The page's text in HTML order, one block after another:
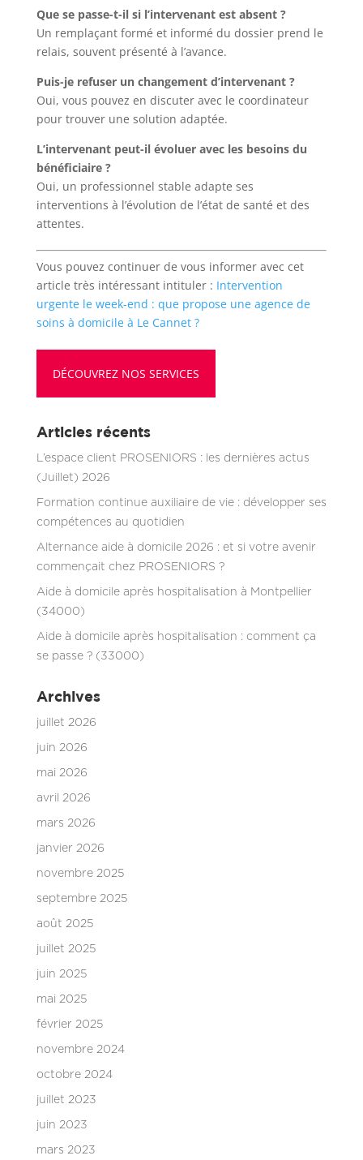
Que se passe-t-il si l’intervenant est absent ?
Un remplaçant formé et informé du dossier prend le
relais, souvent présenté à l’avance.
Puis-je refuser un changement d’intervenant ?
Oui, vous pouvez en discuter avec le coordinateur
pour trouver une solution adaptée.
L’intervenant peut-il évoluer avec les besoins du
bénéficiaire ?
Oui, un professionnel stable adapte ses
interventions à l’évolution de l’état de santé et des
attentes.
Vous pouvez continuer de vous informer avec cet
article très intéressant intituler : Intervention
urgente le week-end : que propose une agence de
soins à domicile à Le Cannet ?
DÉCOUVREZ NOS SERVICES
Articles récents
L’espace client PROSENIORS : les dernières actus
(Juillet) 2026
Formation continue auxiliaire de vie : développer ses
compétences au quotidien
Alternance aide à domicile 2026 : et si votre avenir
commençait chez PROSENIORS ?
Aide à domicile après hospitalisation à Montpellier
(34000)
Aide à domicile après hospitalisation : comment ça
se passe ? (33000)
Archives
juillet 2026
juin 2026
mai 2026
avril 2026
mars 2026
janvier 2026
novembre 2025
septembre 2025
août 2025
juillet 2025
juin 2025
mai 2025
février 2025
novembre 2024
octobre 2024
juillet 2023
juin 2023
mars 2023